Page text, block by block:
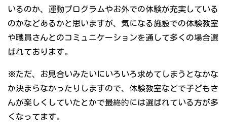
いるのか、運動プログラムやお外での体験が充実している
のかなどあるかと思いますが、気になる施設での体験教室
や職員さんとのコミュニケーションを通して多くの場合選
ばれております。
※ただ、お見合いみたいにいろいろ求めてしまうとなかな
か決まらなかったりしますので、体験教室などで子どもさ
んが楽しくしていたとかで最終的には選ばれている方が多
くなってます。